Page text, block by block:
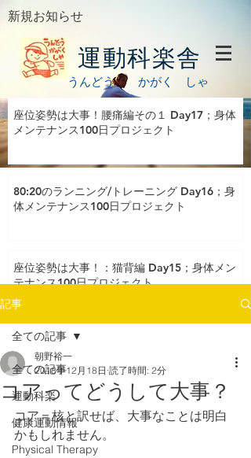
新規お知らせ
運動科楽舎
うんどう かがく しゃ
座位姿勢は大事！腰痛編その１ Day17；身体
メンテナンス100日プロジェクト
80:20のランニング/トレーニング Day16；身
体メンテナンス100日プロジェクト
座位姿勢は大事！：猫背編 Day15；身体メン
テナンス100日プロジェクト
記事
全ての記事
運動科楽
健康運動情報
Physical Therapy
全ての記事
コアってどうして大事？
朝野裕一
2018年12月18日 読了時間: 2分
コア＝核と訳せば、大事なことは明白
かもしれません。